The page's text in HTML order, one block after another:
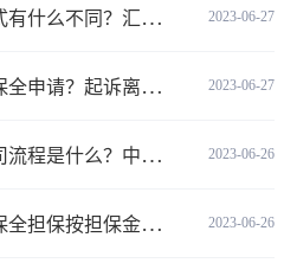
2023-06-27
的交易数有什么不同？ 环球今热点
2023-06-27
申请财产保全吗？_全球快播
2023-06-26
司登记管理条例第四十七条是什么？
2023-06-26
保金额的1%收取吗？